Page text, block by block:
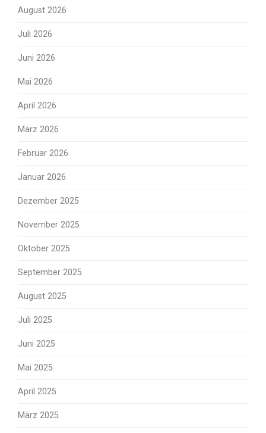
August 2026
Juli 2026
Juni 2026
Mai 2026
April 2026
März 2026
Februar 2026
Januar 2026
Dezember 2025
November 2025
Oktober 2025
September 2025
August 2025
Juli 2025
Juni 2025
Mai 2025
April 2025
März 2025